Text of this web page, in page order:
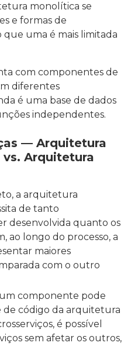
monolítica se
e formas de
uma é mais limitada
com componentes de
diferentes
é uma base de dados
independentes.
— Arquitetura
Arquitetura
a arquitetura
de tanto
desenvolvida quanto os
ao longo do processo, a
maiores
com o outro
componente pode
de código da arquitetura
é possível
sem afetar os outros,